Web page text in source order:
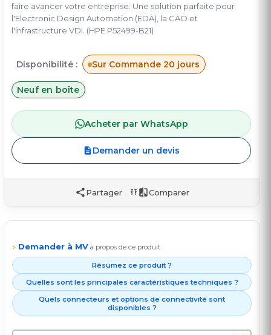
faire avancer votre entreprise. Une solution parfaite pour
l'Electronic Design Automation (EDA), la CAO et
l'infrastructure VDI. (HPE P52499-B21)
Disponibilité : Sur Commande 20 jours
Neuf en boîte
Acheter par WhatsApp
Demander un devis
Partager Comparer
⚡ Demander à MV à propos de ce produit
Résumez ce produit ?
Quelles sont les principales caractéristiques techniques ?
Quels connecteurs et options de connectivité sont
disponibles ?